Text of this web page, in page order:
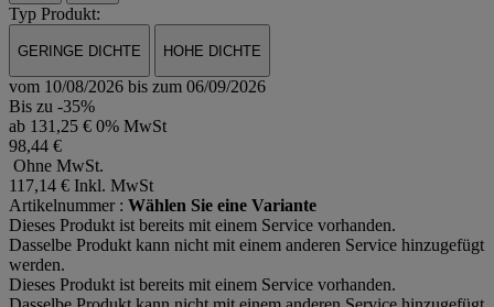
Typ Produkt:
GERINGE DICHTE HOHE DICHTE
vom 10/08/2026 bis zum 06/09/2026
Bis zu -35%
ab 131,25 € 0% MwSt
98,44 €
Ohne MwSt.
117,14 € Inkl. MwSt
Artikelnummer : Wählen Sie eine Variante
Dieses Produkt ist bereits mit einem Service vorhanden.
Dasselbe Produkt kann nicht mit einem anderen Service hinzugefügt
werden.
Dieses Produkt ist bereits mit einem Service vorhanden.